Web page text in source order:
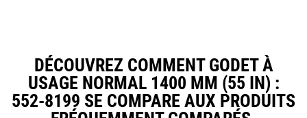
disponibles pour toutes les pelles
hydrauliques à chaines et sur
pneus.
DÉCOUVREZ COMMENT GODET À
USAGE NORMAL 1400 MM (55 IN) :
552-8199 SE COMPARE AUX PRODUITS